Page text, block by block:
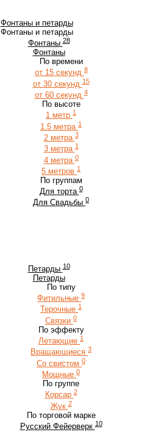
Фонтаны и петарды
Фонтаны и петарды
Фонтаны 28
Фонтаны
По времени
от 15 секунд 8
от 30 секунд 15
от 60 секунд 4
По высоте
1 метр 1
1.5 метра 1
2 метра 3
3 метра 1
4 метра 0
5 метров 1
По группам
Для торта 0
Для Свадьбы 0
Петарды 10
Петарды
По типу
Фитильные 9
Терочные 1
Связки 0
По эффекту
Летающие 1
Вращающиеся 3
Со свистом 0
Мощные 0
По группе
Корсар 2
Жук 2
По торговой марке
Русский Фейерверк 10